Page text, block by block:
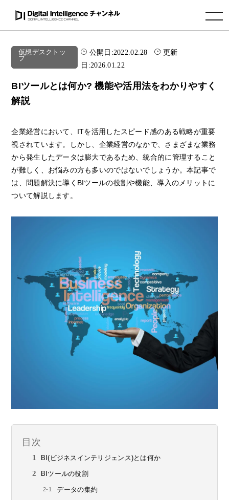
toggle navigation
仮想デスクトッ
プ
公開日:2022.02.28
更新
日:2026.01.22
BIツールとは何か? 機能や活用法をわかりやすく
解説
企業経営において、ITを活用したスピード感のある戦略が重要
視されています。しかし、企業経営のなかで、さまざまな業務
から発生したデータは膨大であるため、統合的に管理すること
が難しく、お悩みの方も多いのではないでしょうか。本記事で
は、問題解決に導くBIツールの役割や機能、導入のメリットに
ついて解説します。
目次
BI(ビジネスインテリジェンス)とは何か
BIツールの役割
データの集約